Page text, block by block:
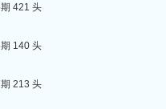
421 头
140 头
213 头